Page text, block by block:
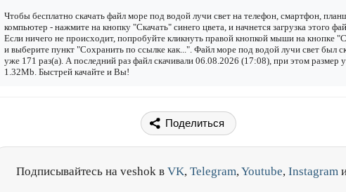
Чтобы бесплатно скачать файл море под водой лучи свет на телефон, смартфон,
компьютер - нажмите на кнопку "Скачать" синего цвета, и начнется загрузка этого
Если ничего не происходит, попробуйте кликнуть правой кнопкой мыши на кнопке
и выберите пункт "Сохранить по ссылке как...". Файл море под водой лучи свет был
уже 171 раз(а). А последний раз файл скачивали 06.08.2026 (17:08), при этом размер
1.32Mb. Быстрей качайте и Вы!
Поделиться
Подписывайтесь на veshok в VK, Telegram,Youtube, Instagram